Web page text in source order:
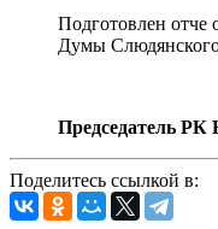
Подготовлен отче
Думы
Председатель РК
Поделитесь ссылкой в: